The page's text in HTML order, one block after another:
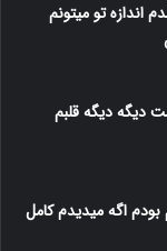
اندازه تو میتونم
دیگه دیگه قلبم
اگه میدیدم کامل